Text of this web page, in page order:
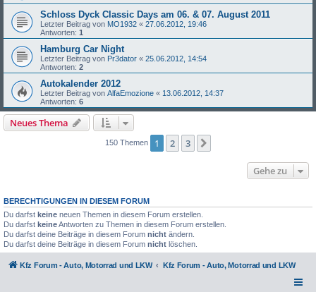
Schloss Dyck Classic Days am 06. & 07. August 2011
Letzter Beitrag von MO1932 « 27.06.2012, 19:46
Antworten: 1
Hamburg Car Night
Letzter Beitrag von Pr3dator « 25.06.2012, 14:54
Antworten: 2
Autokalender 2012
Letzter Beitrag von AlfaEmozione « 13.06.2012, 14:37
Antworten: 6
Neues Thema
150 Themen 1 2 3
Gehe zu
BERECHTIGUNGEN IN DIESEM FORUM
Du darfst keine neuen Themen in diesem Forum erstellen.
Du darfst keineAntworten zu Themen in diesem Forum erstellen.
Du darfst deine Beiträge in diesem Forum nicht ändern.
Du darfst deine Beiträge in diesem Forum nicht löschen.
Kfz Forum - Auto, Motorrad und LKW Kfz Forum - Auto, Motorrad und LKW